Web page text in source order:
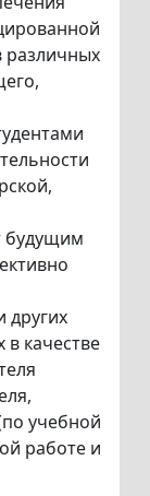
различных
будущим
в качестве
учебной
работе и